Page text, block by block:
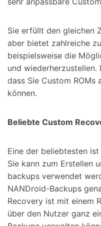
Sie erfüllt den gleichen
aber bietet zahlreiche
beispielsweise die
und wiederherzustellen.
dass Sie Custom ROMs
können.
Beliebte Custom
Eine der beliebtesten
Sie kann zum Erstellen
backups verwendet
NANDroid-Backups
Recovery ist mit einem
über den Nutzer ganz